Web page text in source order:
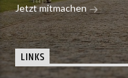
Jetzt mitmachen
LINKS